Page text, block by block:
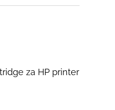
za HP printer